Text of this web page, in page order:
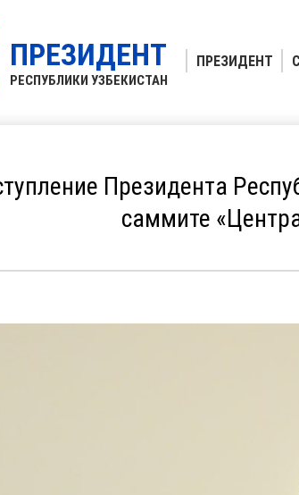
ПРЕЗИДЕНТ
РЕСПУБЛИКИ УЗБЕКИСТАН
ПРЕЗИДЕНТ
Президента
саммите